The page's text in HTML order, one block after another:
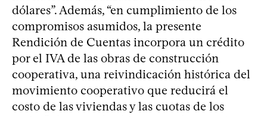
dólares”. Además, “en cumplimiento de los
compromisos asumidos, la presente
Rendición de Cuentas incorpora un crédito
por el IVA de las obras de construcción
cooperativa, una reivindicación histórica del
movimiento cooperativo que reducirá el
costo de las viviendas y las cuotas de los